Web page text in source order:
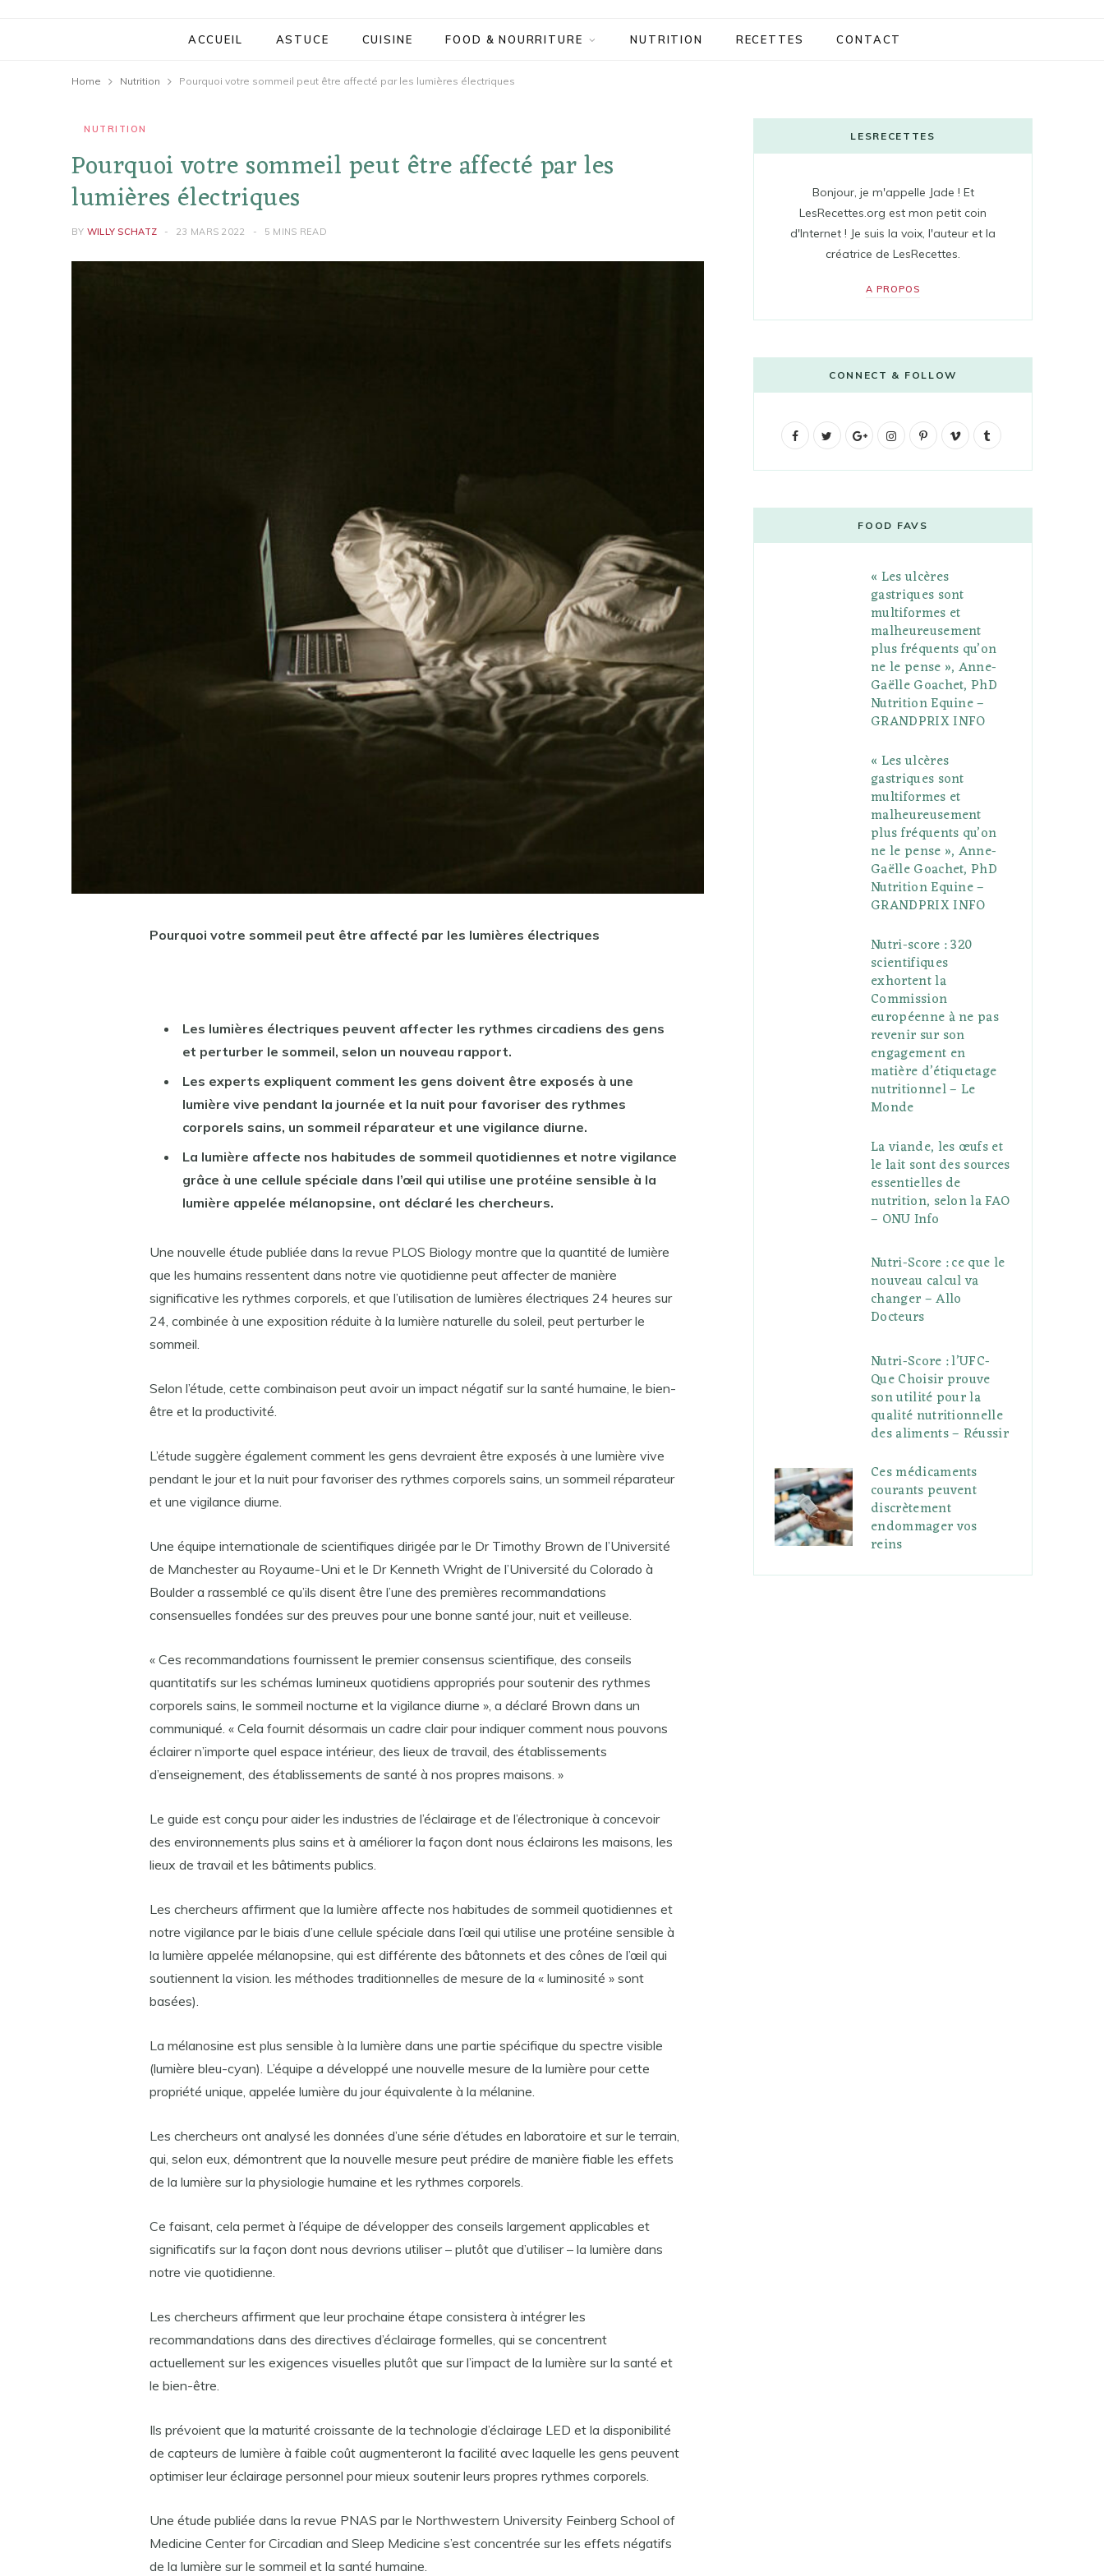
ACCUEIL ASTUCE CUISINE FOOD & NOURRITURE NUTRITION RECETTES CONTACT
Home Nutrition Pourquoi votre sommeil peut être affecté par les lumières électriques
NUTRITION
Pourquoi votre sommeil peut être affecté par les
lumières électriques
BY WILLY SCHATZ 23 MARS 2022 5 MINS READ
Pourquoi votre sommeil peut être affecté par les lumières électriques
Les lumières électriques peuvent affecter les rythmes circadiens des gens
et perturber le sommeil, selon un nouveau rapport.
Les experts expliquent comment les gens doivent être exposés à une
lumière vive pendant la journée et la nuit pour favoriser des rythmes
corporels sains, un sommeil réparateur et une vigilance diurne.
La lumière affecte nos habitudes de sommeil quotidiennes et notre vigilance
grâce à une cellule spéciale dans l’œil qui utilise une protéine sensible à la
lumière appelée mélanopsine, ont déclaré les chercheurs.
Une nouvelle étude publiée dans la revue PLOS Biology montre que la quantité de lumière
que les humains ressentent dans notre vie quotidienne peut affecter de manière
significative les rythmes corporels, et que l’utilisation de lumières électriques 24 heures sur
24, combinée à une exposition réduite à la lumière naturelle du soleil, peut perturber le
sommeil.
Selon l’étude, cette combinaison peut avoir un impact négatif sur la santé humaine, le bien-
être et la productivité.
L’étude suggère également comment les gens devraient être exposés à une lumière vive
pendant le jour et la nuit pour favoriser des rythmes corporels sains, un sommeil réparateur
et une vigilance diurne.
Une équipe internationale de scientifiques dirigée par le Dr Timothy Brown de l’Université
de Manchester au Royaume-Uni et le Dr Kenneth Wright de l’Université du Colorado à
Boulder a rassemblé ce qu’ils disent être l’une des premières recommandations
consensuelles fondées sur des preuves pour une bonne santé jour, nuit et veilleuse.
« Ces recommandations fournissent le premier consensus scientifique, des conseils
quantitatifs sur les schémas lumineux quotidiens appropriés pour soutenir des rythmes
corporels sains, le sommeil nocturne et la vigilance diurne », a déclaré Brown dans un
communiqué. « Cela fournit désormais un cadre clair pour indiquer comment nous pouvons
éclairer n’importe quel espace intérieur, des lieux de travail, des établissements
d’enseignement, des établissements de santé à nos propres maisons. »
Le guide est conçu pour aider les industries de l’éclairage et de l’électronique à concevoir
des environnements plus sains et à améliorer la façon dont nous éclairons les maisons, les
lieux de travail et les bâtiments publics.
Les chercheurs affirment que la lumière affecte nos habitudes de sommeil quotidiennes et
notre vigilance par le biais d’une cellule spéciale dans l’œil qui utilise une protéine sensible à
la lumière appelée mélanopsine, qui est différente des bâtonnets et des cônes de l’œil qui
soutiennent la vision. les méthodes traditionnelles de mesure de la « luminosité » sont
basées).
La mélanosine est plus sensible à la lumière dans une partie spécifique du spectre visible
(lumière bleu-cyan). L’équipe a développé une nouvelle mesure de la lumière pour cette
propriété unique, appelée lumière du jour équivalente à la mélanine.
Les chercheurs ont analysé les données d’une série d’études en laboratoire et sur le terrain,
qui, selon eux, démontrent que la nouvelle mesure peut prédire de manière fiable les effets
de la lumière sur la physiologie humaine et les rythmes corporels.
Ce faisant, cela permet à l’équipe de développer des conseils largement applicables et
significatifs sur la façon dont nous devrions utiliser – plutôt que d’utiliser – la lumière dans
notre vie quotidienne.
Les chercheurs affirment que leur prochaine étape consistera à intégrer les
recommandations dans des directives d’éclairage formelles, qui se concentrent
actuellement sur les exigences visuelles plutôt que sur l’impact de la lumière sur la santé et
le bien-être.
Ils prévoient que la maturité croissante de la technologie d’éclairage LED et la disponibilité
de capteurs de lumière à faible coût augmenteront la facilité avec laquelle les gens peuvent
optimiser leur éclairage personnel pour mieux soutenir leurs propres rythmes corporels.
Une étude publiée dans la revue PNAS par le Northwestern University Feinberg School of
Medicine Center for Circadian and Sleep Medicine s’est concentrée sur les effets négatifs
de la lumière sur le sommeil et la santé humaine.
LESRECETTES
Bonjour, je m'appelle Jade ! Et
LesRecettes.org est mon petit coin
d'Internet ! Je suis la voix, l'auteur et la
créatrice de LesRecettes.
A PROPOS
CONNECT & FOLLOW
F
b
t
G
g
l
e
P
u
s
I
t
a
g
r
a
P
e
r
e
s
V
o
l
FOOD FAVS
« Les ulcères
gastriques sont
multiformes et
malheureusement
plus fréquents qu’on
ne le pense », Anne-
Gaëlle Goachet, PhD
Nutrition Equine –
GRANDPRIX INFO
« Les ulcères
gastriques sont
multiformes et
malheureusement
plus fréquents qu’on
ne le pense », Anne-
Gaëlle Goachet, PhD
Nutrition Equine –
GRANDPRIX INFO
Nutri-score : 320
scientifiques
exhortent la
Commission
européenne à ne pas
revenir sur son
engagement en
matière d’étiquetage
nutritionnel – Le
Monde
La viande, les œufs et
le lait sont des sources
essentielles de
nutrition, selon la FAO
– ONU Info
Nutri-Score : ce que le
nouveau calcul va
changer – Allo
Docteurs
Nutri-Score : l’UFC-
Que Choisir prouve
son utilité pour la
qualité nutritionnelle
des aliments – Réussir
Ces médicaments
courants peuvent
discrètement
endommager vos
reins